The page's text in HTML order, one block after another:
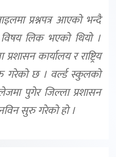
प्रश्नपत्र आएको भन्दै
लिक भएको थियो ।
कार्यालय र राष्ट्रिय
गरेको छ । वर्ल्ड स्कुलको
पुगेर जिल्ला प्रशासन
सुरु गरेको हो ।